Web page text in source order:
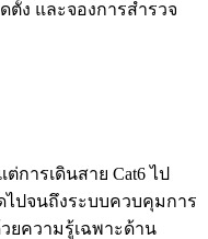
ง และจองการสำรวจ
การเดินสาย Cat6 ไป
ไปจนถึงระบบควบคุมการ
ยความรู้เฉพาะด้าน